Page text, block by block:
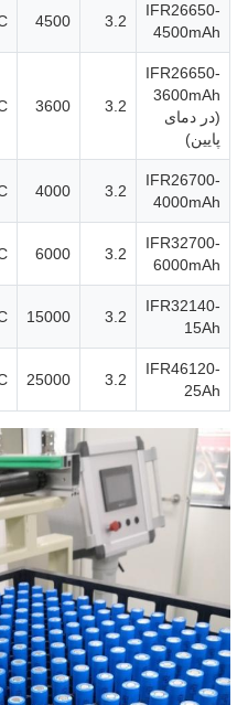
IFR26650-
4500mAh
3.2
4500
1C
IFR26650-
3600mAh
(در دمای
پایین)
3.2
3600
1C
IFR26700-
4000mAh
3.2
4000
1C
IFR32700-
6000mAh
3.2
6000
1C
IFR32140-
15Ah
3.2
15000
1C
IFR46120-
25Ah
3.2
25000
1C